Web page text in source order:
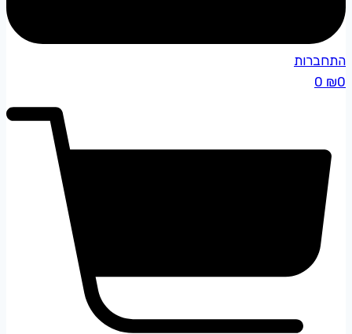
התחברות
₪0
0